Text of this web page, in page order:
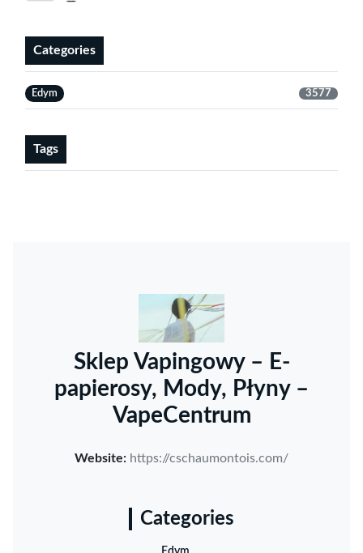
Categories
Edym 3577
Tags
Sklep Vapingowy – E-
papierosy, Mody, Płyny –
VapeCentrum
Website: https://cschaumontois.com/
Categories